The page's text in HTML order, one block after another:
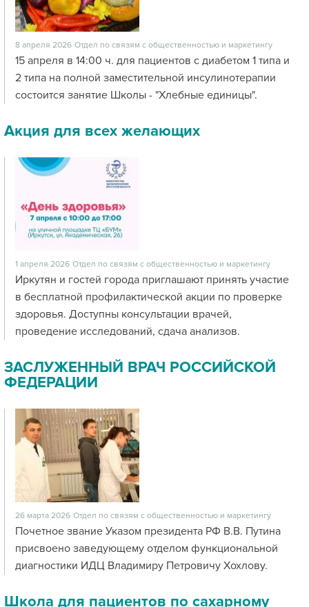
8 апреля 2026 Отдел по связям с общественностью и маркетингу
15 апреля в 14:00 ч. для пациентов с диабетом 1 типа и
2 типа на полной заместительной инсулинотерапии
состоится занятие Школы - "Хлебные единицы".
Акция для всех желающих
1 апреля 2026 Отдел по связям с общественностью и маркетингу
Иркутян и гостей города приглашают принять участие
в бесплатной профилактической акции по проверке
здоровья. Доступны консультации врачей,
проведение исследований, сдача анализов.
ЗАСЛУЖЕННЫЙ ВРАЧ РОССИЙСКОЙ
ФЕДЕРАЦИИ
26 марта 2026 Отдел по связям с общественностью и маркетингу
Почетное звание Указом президента РФ В.В. Путина
присвоено заведующему отделом функциональной
диагностики ИДЦ Владимиру Петровичу Хохлову.
Школа для пациентов по сахарному